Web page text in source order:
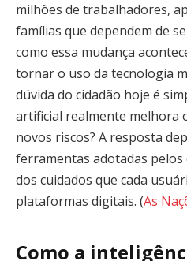
milhões de trabalhadores,
famílias que dependem de
como essa mudança
tornar o uso da tecnologia
dúvida do cidadão hoje é
artificial realmente melhora
novos riscos? A resposta
ferramentas adotadas
dos cuidados que cada
plataformas digitais. (As
Como a